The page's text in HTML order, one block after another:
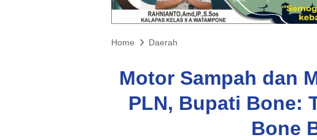
Home Daerah
Motor Sampah dan
PLN, Bupati Bone:
Bone